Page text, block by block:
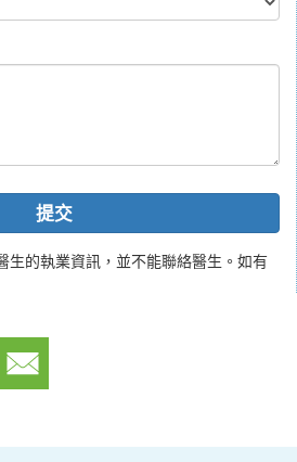
提交
生的執業資訊，並不能聯絡醫生。如有